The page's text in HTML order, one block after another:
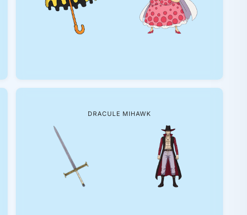
DRACULE MIHAWK